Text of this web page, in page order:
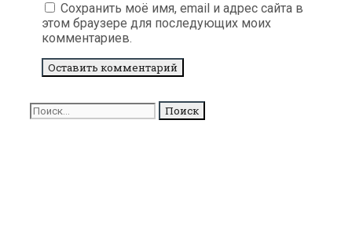
Сохранить моё имя, email и адрес сайта в
этом браузере для последующих моих
комментариев.
Поиск
для: